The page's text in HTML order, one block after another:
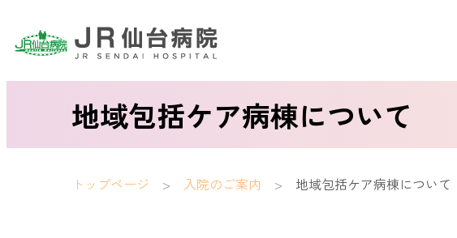
地域包括ケア病棟について
トップページ 入院のご案内 地域包括ケア病棟について